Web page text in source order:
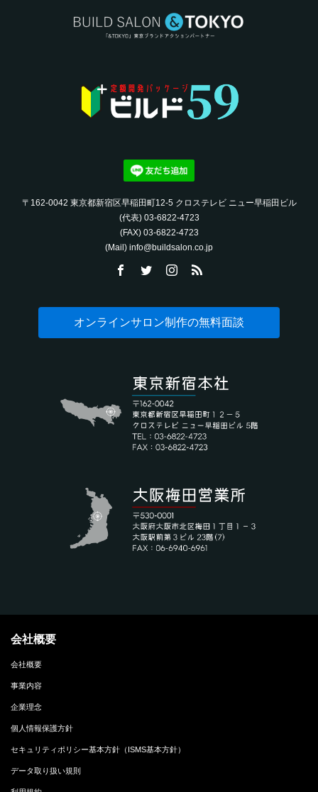
〒162-0042 東京都新宿区早稲田町12-5 クロステレビ ニュー早稲田ビル
(代表) 03-6822-4723‬
(FAX) 03-6822-4723‬
(Mail) info@buildsalon.co.jp
オンラインサロン制作の無料面談
会社概要
会社概要
事業内容
企業理念
個人情報保護方針
セキュリティポリシー基本方針（ISMS基本方針）
データ取り扱い規則